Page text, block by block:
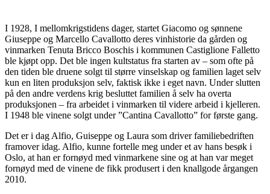
I 1928, I mellomkrigstidens dager, startet Giacomo og sønnene
Giuseppe og Marcello Cavallotto deres vinhistorie da gården og
vinmarken Tenuta Bricco Boschis i kommunen Castiglione Falletto
ble kjøpt opp. Det ble ingen kultstatus fra starten av – som ofte på
den tiden ble druene solgt til større vinselskap og familien laget selv
kun en liten produksjon selv, faktisk ikke i eget navn. Under slutten
på den andre verdens krig besluttet familien å selv ha overta
produksjonen – fra arbeidet i vinmarken til videre arbeid i kjelleren.
I 1948 ble vinene solgt under ”Cantina Cavallotto” for første gang.
Det er i dag Alfio, Guiseppe og Laura som driver familiebedriften
framover idag. Alfio, kunne fortelle meg under et av hans besøk i
Oslo, at han er fornøyd med vinmarkene sine og at han var meget
fornøyd med de vinene de fikk produsert i den knallgode årgangen
2010.